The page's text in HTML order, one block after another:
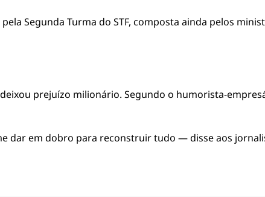
Segunda Turma do STF, composta ainda pelos
prejuízo milionário. Segundo o humorista-
dar em dobro para reconstruir tudo — disse aos